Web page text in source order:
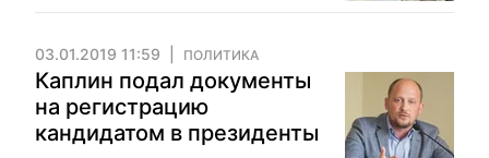
03.01.2019 11:59 ПОЛИТИКА
Каплин подал документы
на регистрацию
кандидатом в президенты